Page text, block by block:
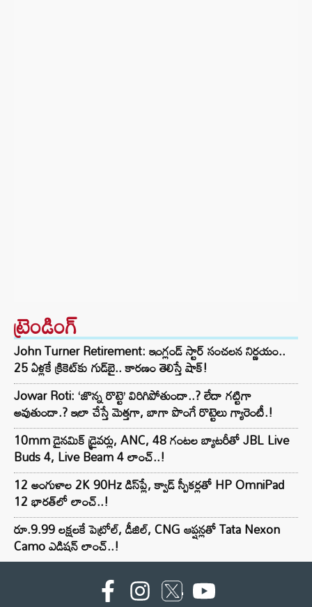
ట్రెండింగ్‌
John Turner Retirement: ఇంగ్లండ్ స్టార్ సంచలన నిర్ణయం..
25 ఏళ్లకే క్రికెట్‌కు గుడ్‌బై.. కారణం తెలిస్తే షాక్!
Jowar Roti: ‘జొన్న రొట్టె’ విరిగిపోతుందా..? లేదా గట్టిగా
అవుతుందా.? ఇలా చేస్తే మెత్తగా, బాగా పొంగే రొట్టెలు గ్యారెంటీ.!
10mm డైనమిక్ డ్రైవర్లు, ANC, 48 గంటల బ్యాటరీతో JBL Live
Buds 4, Live Beam 4 లాంచ్..!
12 అంగుళాల 2K 90Hz డిస్‌ప్లే, క్వాడ్ స్పీకర్లతో HP OmniPad
12 భారత్‌లో లాంచ్..!
రూ.9.99 లక్షలకే పెట్రోల్, డీజిల్, CNG ఆప్షన్లతో Tata Nexon
Camo ఎడిషన్ లాంచ్..!